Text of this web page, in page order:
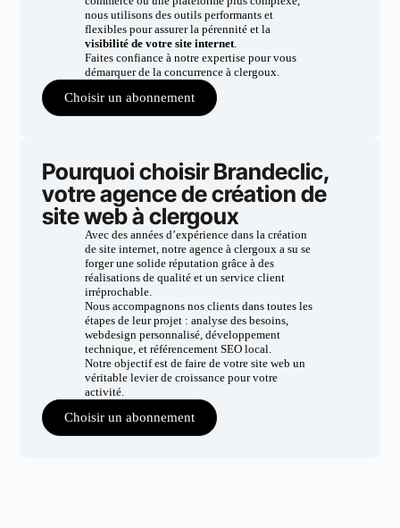
nous utilisons des outils performants et
flexibles pour assurer la pérennité et la
visibilité de votre site internet.
Faites confiance à notre expertise pour vous
démarquer de la concurrence à clergoux.
Choisir un abonnement
Pourquoi choisir Brandeclic,
votre agence de création de
site web à clergoux
Avec des années d’expérience dans la création
de site internet, notre agence à clergoux a su se
forger une solide réputation grâce à des
réalisations de qualité et un service client
irréprochable.
Nous accompagnons nos clients dans toutes les
étapes de leur projet : analyse des besoins,
webdesign personnalisé, développement
technique, et référencement SEO local.
Notre objectif est de faire de votre site web un
véritable levier de croissance pour votre
activité.
Choisir un abonnement